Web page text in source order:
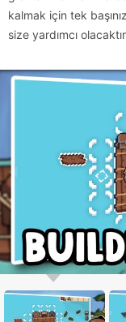
kalmak için tek
size yardımcı